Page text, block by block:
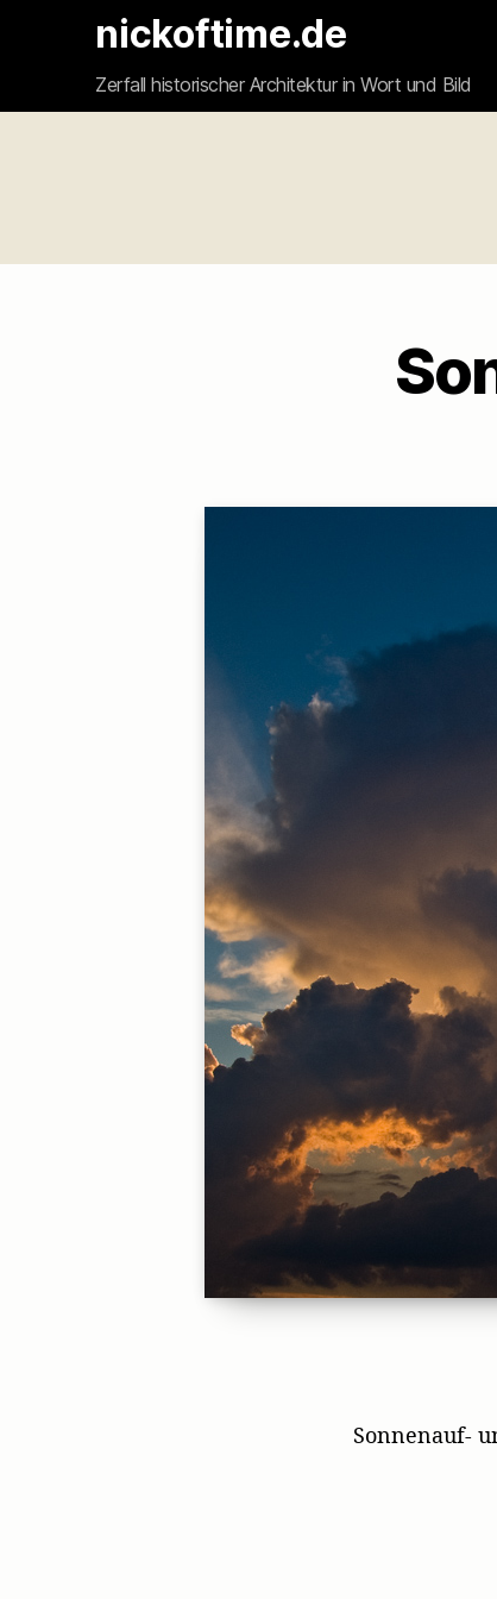
nickoftime.de
Zerfall historischer Architektur in Wort und Bild
Sonnenauf-